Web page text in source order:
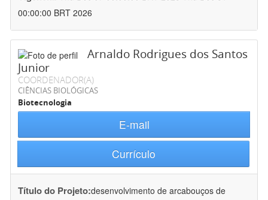
00:00:00 BRT 2026
Arnaldo Rodrigues dos Santos
Junior
COORDENADOR(A)
CIÊNCIAS BIOLÓGICAS
Biotecnologia
E-mail
Currículo
Título do Projeto:desenvolvimento de arcabouços de